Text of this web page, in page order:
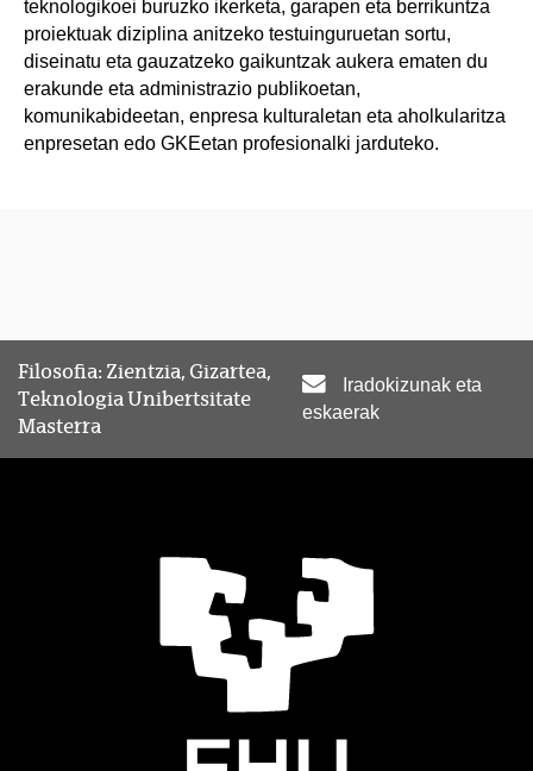
teknologikoei buruzko ikerketa, garapen eta berrikuntza
proiektuak diziplina anitzeko testuinguruetan sortu,
diseinatu eta gauzatzeko gaikuntzak aukera ematen du
erakunde eta administrazio publikoetan,
komunikabideetan, enpresa kulturaletan eta aholkularitza
enpresetan edo GKEetan profesionalki jarduteko.
Filosofia: Zientzia, Gizartea,
Teknologia Unibertsitate
Masterra
Iradokizunak eta
eskaerak